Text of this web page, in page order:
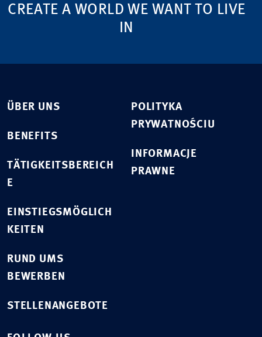
CREATE A WORLD WE WANT TO LIVE
IN
ÜBER UNS
BENEFITS
TÄTIGKEITSBEREICH
E
EINSTIEGSMÖGLICH
KEITEN
RUND UMS
BEWERBEN
STELLENANGEBOTE
POLITYKA
PRYWATNOŚCIU
INFORMACJE
PRAWNE